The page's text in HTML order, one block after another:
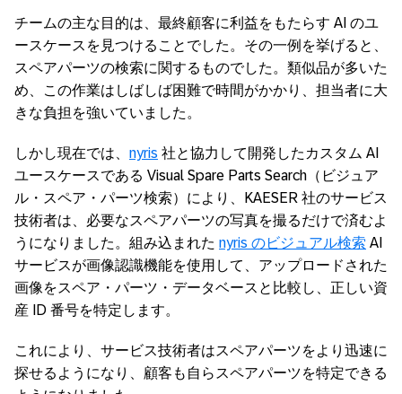
チームの主な目的は、最終顧客に利益をもたらす AI のユ
ースケースを見つけることでした。その一例を挙げると、
スペアパーツの検索に関するものでした。類似品が多いた
め、この作業はしばしば困難で時間がかかり、担当者に大
きな負担を強いていました。
しかし現在では、 nyris 社と協力して開発したカスタム AI
ユースケースである Visual Spare Parts Search（ビジュア
ル・スペア・パーツ検索）により、KAESER 社のサービス
技術者は、必要なスペアパーツの写真を撮るだけで済むよ
うになりました。組み込まれた nyris のビジュアル検索 AI
サービスが画像認識機能を使用して、アップロードされた
画像をスペア・パーツ・データベースと比較し、正しい資
産 ID 番号を特定します。
これにより、サービス技術者はスペアパーツをより迅速に
探せるようになり、顧客も自らスペアパーツを特定できる